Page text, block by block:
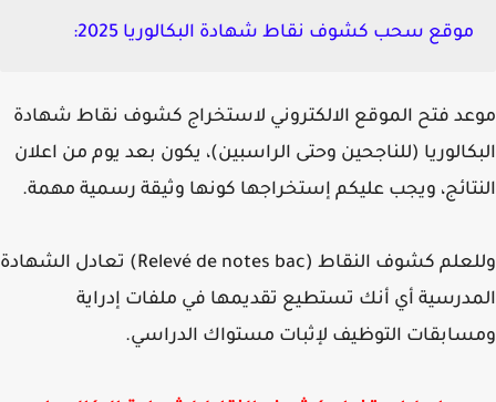
موقع سحب كشوف نقاط شهادة البكالوريا 2025 :
فتح الموقع الالكتروني لاستخراج كشوف نقاط شهادة
(للناجحين وحتى الراسبين)، يكون بعد يوم من اعلان
ويجب عليكم إستخراجها كونها وثيقة رسمية مهمة.
كشوف النقاط (Relevé de notes bac) تعادل الشهادة
أي أنك تستطيع تقديمها في ملفات إدراية
التوظيف لإثبات مستواك الدراسي.